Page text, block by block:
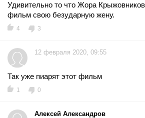
Удивительно то что Жора
фильм свою безударную жену.
4 3
12 февраля 2020, 09:55
Так уже пиарят этот фильм
1 0
Алексей Александров